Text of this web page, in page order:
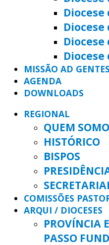
Diocese
Diocese
MISSÃO AD GENTES
AGENDA
DOWNLOADS
REGIONAL
QUEM
HISTÓRICO
BISPOS
COMISSÕES
ARQUI / DIOCESES
PROVÍNCIA
PASSO